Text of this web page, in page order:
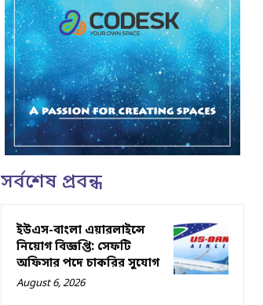
সর্বশেষ প্রবন্ধ
ইউএস-বাংলা এয়ারলাইন্সে
নিয়োগ বিজ্ঞপ্তি: সেফটি
অফিসার পদে চাকরির সুযোগ
August 6, 2026